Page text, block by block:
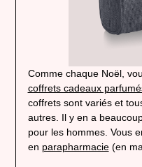
Comme chaque Noël,
coffrets cadeaux
coffrets sont variés et
autres. Il y en a
pour les hommes. Vous
en parapharmacie(en